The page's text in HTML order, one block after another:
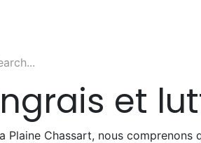
et
Plaine Chassart, nous